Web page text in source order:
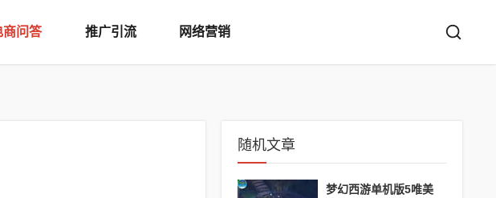
商问答 推广引流 网络营销
随机文章
梦幻西游单机版5唯美